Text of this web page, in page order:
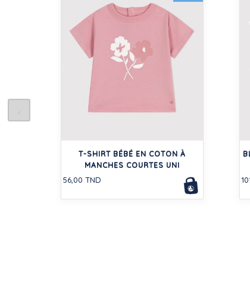
T-SHIRT BÉBÉ EN COTON À
MANCHES COURTES UNI
56,00 TND